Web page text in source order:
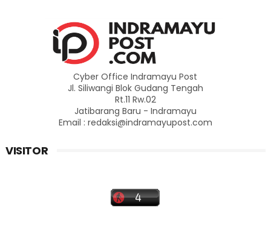
Cyber Office Indramayu Post
Jl. Siliwangi Blok Gudang Tengah
Rt.11 Rw.02
Jatibarang Baru - Indramayu
Email : redaksi@indramayupost.com
VISITOR